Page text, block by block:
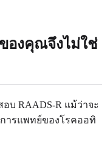
องคุณจึงไม่ใช่
บ RAADS-R แม้ว่าจะ
ารแพทย์ของโรคออทิ